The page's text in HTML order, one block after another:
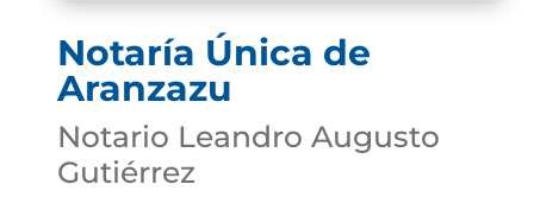
Notaría Única de
Aranzazu
Notario Leandro Augusto
Gutiérrez